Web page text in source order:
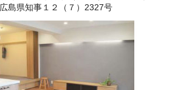
島県知事１２（７）2327号